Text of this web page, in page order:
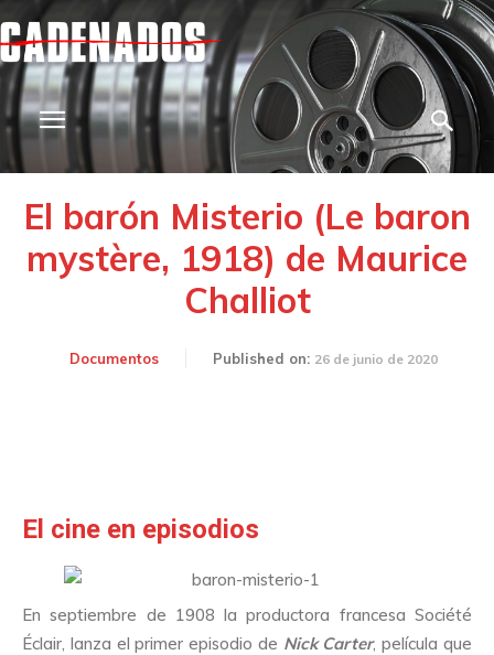
El barón Misterio (Le baron
mystère, 1918) de Maurice
Challiot
Documentos Published on: 26 de junio de 2020
El cine en episodios
En septiembre de 1908 la productora francesa Société
Éclair, lanza el primer episodio de Nick Carter, película que